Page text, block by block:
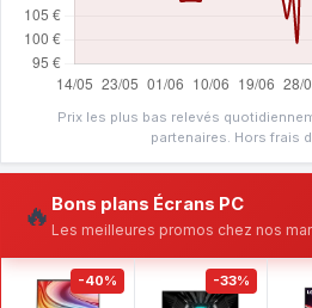
Prix les plus bas relevés
partenaires. Hors frais
🔥 Bons plans Écrans PC
Les meilleures promos chez nos
-40% -33%